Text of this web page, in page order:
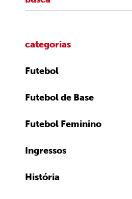
categorias
Futebol
Futebol de Base
Futebol Feminino
Ingressos
História